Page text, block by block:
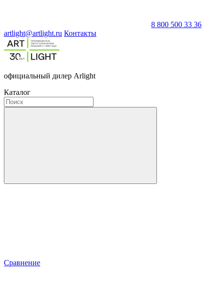
8 800 500 33 36
artlight@artlight.ru Контакты
официальный дилер Arlight
Каталог
Сравнение